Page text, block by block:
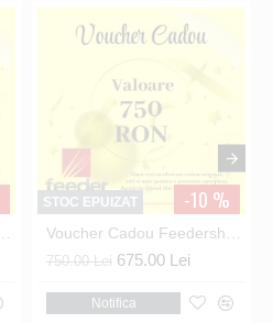
-10 %
STOC EPUIZAT
750.00 Lei 675.00 Lei
Notifica